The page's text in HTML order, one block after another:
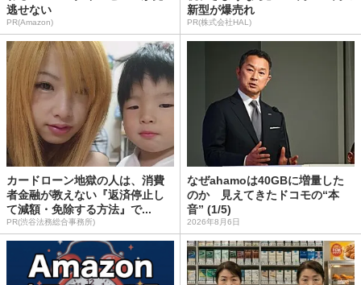
逃せない
PR(Amazon)
新型が爆売れ
PR(株式会社HAL)
カードローン地獄の人は、消費
者金融が教えない『返済停止し
て減額・免除する方法』で...
PR(渋谷法務総合事務所)
なぜahamoは40GBに増量した
のか 見えてきたドコモの“本
音” (1/5)
2026年8月6日